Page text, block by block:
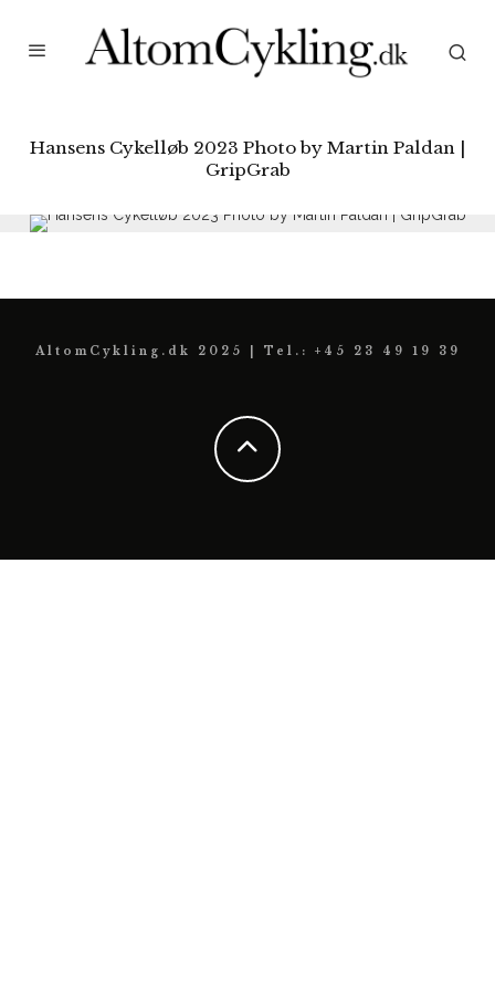
Hansens Cykelløb 2023 Photo by Martin Paldan |
GripGrab
AltomCykling.dk 2025 | Tel.: +45 23 49 19 39